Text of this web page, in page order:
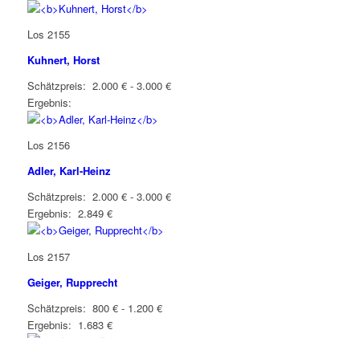
Los 2155
Kuhnert, Horst
Schätzpreis: 2.000 € - 3.000 €
Ergebnis:
Los 2156
Adler, Karl-Heinz
Schätzpreis: 2.000 € - 3.000 €
Ergebnis: 2.849 €
Los 2157
Geiger, Rupprecht
Schätzpreis: 800 € - 1.200 €
Ergebnis: 1.683 €